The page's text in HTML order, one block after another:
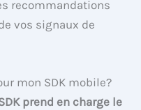
recommandations
vos signaux de
mon SDK mobile?
prend en charge le